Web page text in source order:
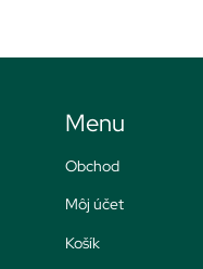
Menu
Obchod
Môj účet
Košík